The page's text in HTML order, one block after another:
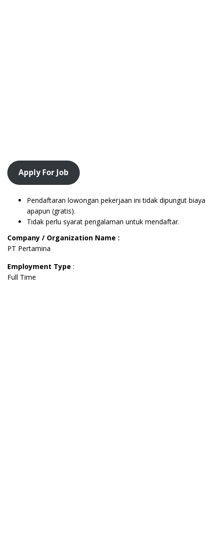
Apply For Job
Pendaftaran lowongan pekerjaan ini tidak dipungut biaya
apapun (gratis).
Tidak perlu syarat pengalaman untuk mendaftar.
Company / Organization Name :
PT Pertamina
Employment Type :
Full Time